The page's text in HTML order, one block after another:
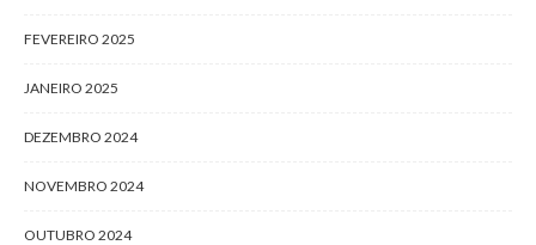
FEVEREIRO 2025
JANEIRO 2025
DEZEMBRO 2024
NOVEMBRO 2024
OUTUBRO 2024